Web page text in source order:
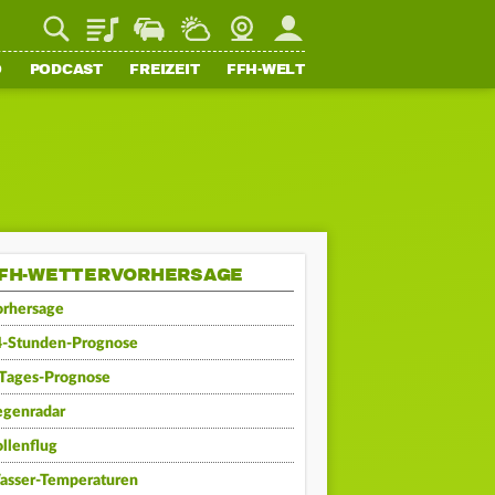
PlaylistStaupilotWetterWebcamMein FFH
PODCAST FREIZEIT FFH-WELT
WETTERVORHERSAGE
Stunden-Prognose
Prognose
Temperaturen